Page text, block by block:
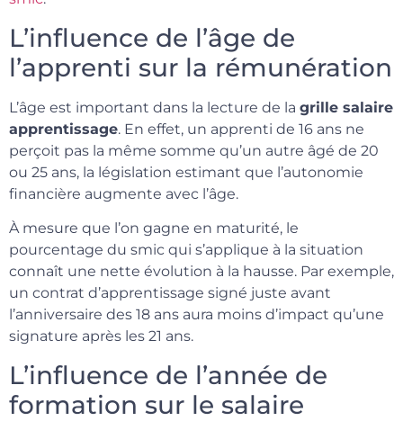
L’influence de l’âge de
l’apprenti sur la rémunération
L’âge est important dans la lecture de la grille salaire
apprentissage. En effet, un apprenti de 16 ans ne
perçoit pas la même somme qu’un autre âgé de 20
ou 25 ans, la législation estimant que l’autonomie
financière augmente avec l’âge.
À mesure que l’on gagne en maturité, le
pourcentage du smic qui s’applique à la situation
connaît une nette évolution à la hausse. Par exemple,
un contrat d’apprentissage signé juste avant
l’anniversaire des 18 ans aura moins d’impact qu’une
signature après les 21 ans.
L’influence de l’année de
formation sur le salaire